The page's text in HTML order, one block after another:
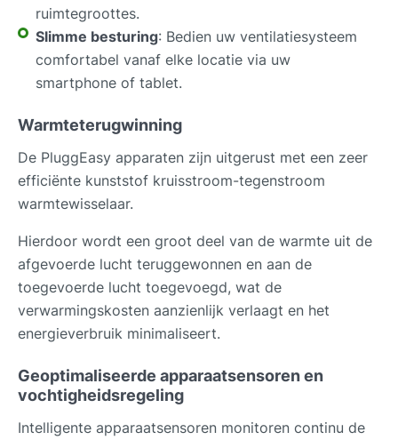
ruimtegroottes.
Slimme besturing: Bedien uw ventilatiesysteem
comfortabel vanaf elke locatie via uw
smartphone of tablet.
Warmteterugwinning
De PluggEasy apparaten zijn uitgerust met een zeer
efficiënte kunststof kruisstroom-tegenstroom
warmtewisselaar.
Hierdoor wordt een groot deel van de warmte uit de
afgevoerde lucht teruggewonnen en aan de
toegevoerde lucht toegevoegd, wat de
verwarmingskosten aanzienlijk verlaagt en het
energieverbruik minimaliseert.
Geoptimaliseerde apparaatsensoren en
vochtigheidsregeling
Intelligente apparaatsensoren monitoren continu de